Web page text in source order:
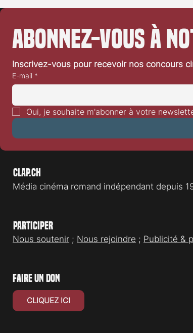
Abonnez-vous à
Inscrivez-vous pour recevoir nos concours
E-mail *
Oui, je souhaite m'abonner à votre
Clap.ch
Média cinéma romand indépendant depuis
Participer
Nous soutenir ; Nous rejoindre ; Publicité &
faire un don
CLIQUEZ ICI